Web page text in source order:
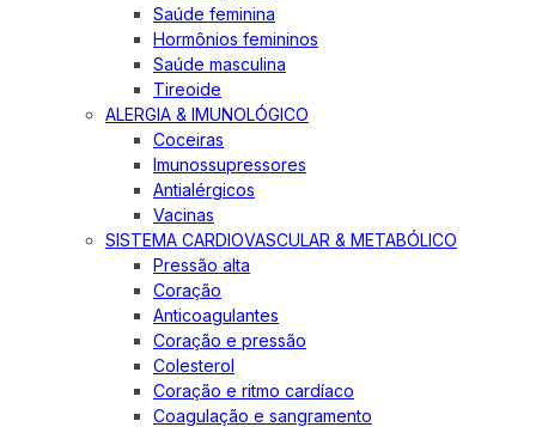
Saúde feminina
Hormônios femininos
Saúde masculina
Tireoide
ALERGIA & IMUNOLÓGICO
Coceiras
Imunossupressores
Antialérgicos
Vacinas
SISTEMA CARDIOVASCULAR & METABÓLICO
Pressão alta
Coração
Anticoagulantes
Coração e pressão
Colesterol
Coração e ritmo cardíaco
Coagulação e sangramento